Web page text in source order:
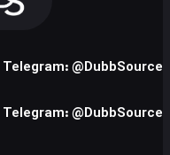
Telegram:
Telegram: